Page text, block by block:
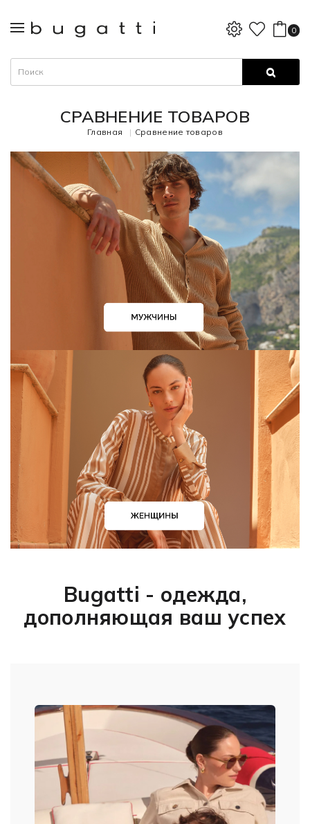
0
СРАВНЕНИЕ ТОВАРОВ
Главная Сравнение товаров
Bugatti - одежда,
дополняющая ваш успех